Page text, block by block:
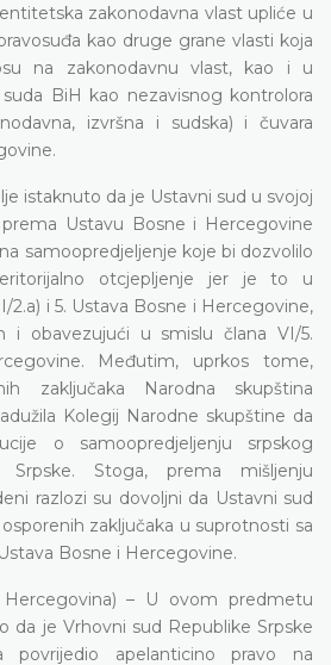
zakonodavna vlast upliće u
kao druge grane vlasti koja
na zakonodavnu vlast, kao i u
BiH kao nezavisnog kontrolora
izvršna i sudska) i čuvara
istaknuto da je Ustavni sud u svojoj
Ustavu Bosne i Hercegovine
samoopredjeljenje koje bi dozvolilo
otcjepljenje jer je to u
2.a) i 5. Ustava Bosne i Hercegovine,
i obavezujući u smislu člana VI/5.
Međutim, uprkos tome,
zaključaka Narodna skupština
Kolegij Narodne skupštine da
o samoopredjeljenju srpskog
Stoga, prema mišljenju
razlozi su dovoljni da Ustavni sud
zaključaka u suprotnosti sa
Bosne i Hercegovine.
– U ovom predmetu
da je Vrhovni sud Republike Srpske
povrijedio apelanticino pravo na